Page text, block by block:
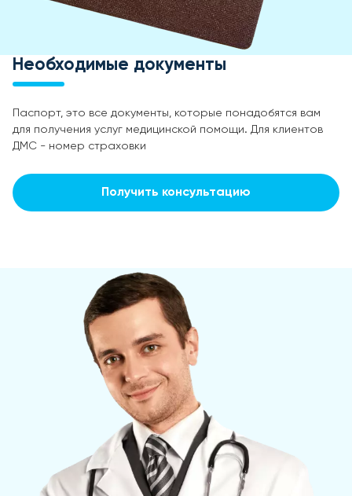
Необходимые документы
Паспорт, это все документы, которые понадобятся вам
для получения услуг медицинской помощи. Для клиентов
ДМС - номер страховки
Получить консультацию